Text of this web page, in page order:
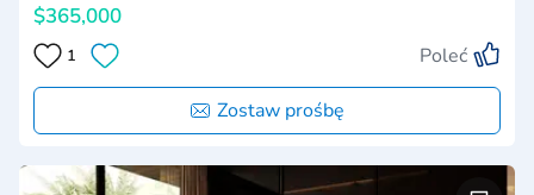
$365,000
1 Poleć
Zostaw prośbę